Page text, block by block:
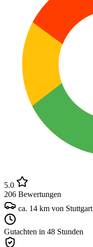
5.0
206 Bewertungen
ca. 14 km von Stuttgart
Gutachten in 48 Stunden